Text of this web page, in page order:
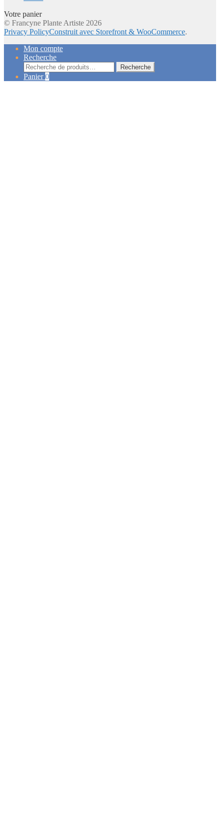
Votre panier
© Francyne Plante Artiste 2026
Privacy PolicyConstruit avec Storefront & WooCommerce.
Mon compte
Recherche
Recherche
pour :
Recherche
Panier0